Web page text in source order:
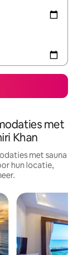
met
Khan
met sauna
hun locatie,